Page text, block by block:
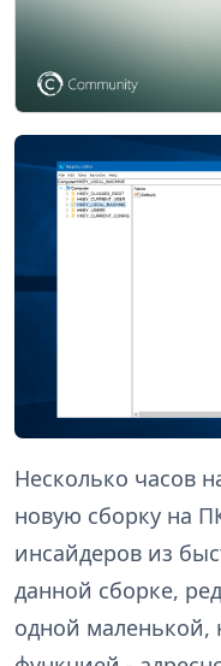
Несколько часов
новую сборку на
инсайдеров из
данной сборке,
одной маленькой,